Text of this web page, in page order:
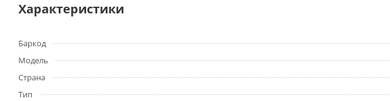
Характеристики
Баркод
Модель
Страна
Тип